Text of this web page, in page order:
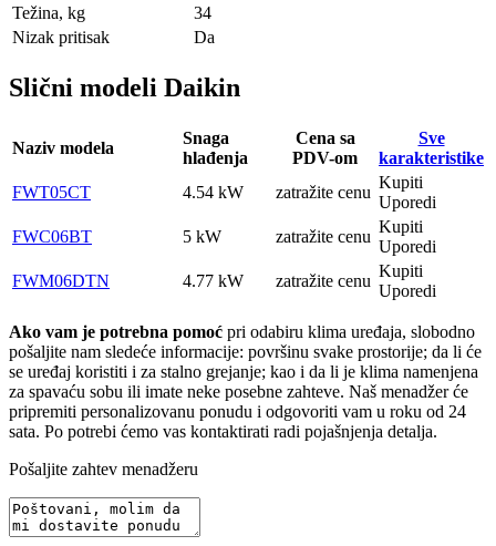
Težina, kg
34
Nizak pritisak
Da
Slični modeli Daikin
Naziv modela
Snaga
hlađenja
Cena sa
PDV-om
Sve
karakteristike
FWT05CT
4.54 kW zatražite cenu
Kupiti
Uporedi
FWC06BT
5 kW zatražite cenu
Kupiti
Uporedi
FWM06DTN
4.77 kW zatražite cenu
Kupiti
Uporedi
Ako vam je potrebna pomoć pri odabiru klima uređaja, slobodno
pošaljite nam sledeće informacije: površinu svake prostorije; da li će
se uređaj koristiti i za stalno grejanje; kao i da li je klima namenjena
za spavaću sobu ili imate neke posebne zahteve. Naš menadžer će
pripremiti personalizovanu ponudu i odgovoriti vam u roku od 24
sata. Po potrebi ćemo vas kontaktirati radi pojašnjenja detalja.
Pošaljite zahtev menadžeru